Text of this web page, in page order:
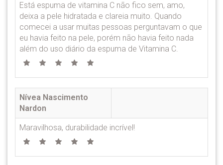
Está espuma de vitamina C não fico sem, amo,
deixa a pele hidratada e clareia muito. Quando
comecei a usar muitas pessoas perguntavam o que
eu havia feito na pele, porém não havia feito nada
além do uso diário da espuma de Vitamina C.
Nívea Nascimento
Nardon
Maravilhosa, durabilidade incrível!